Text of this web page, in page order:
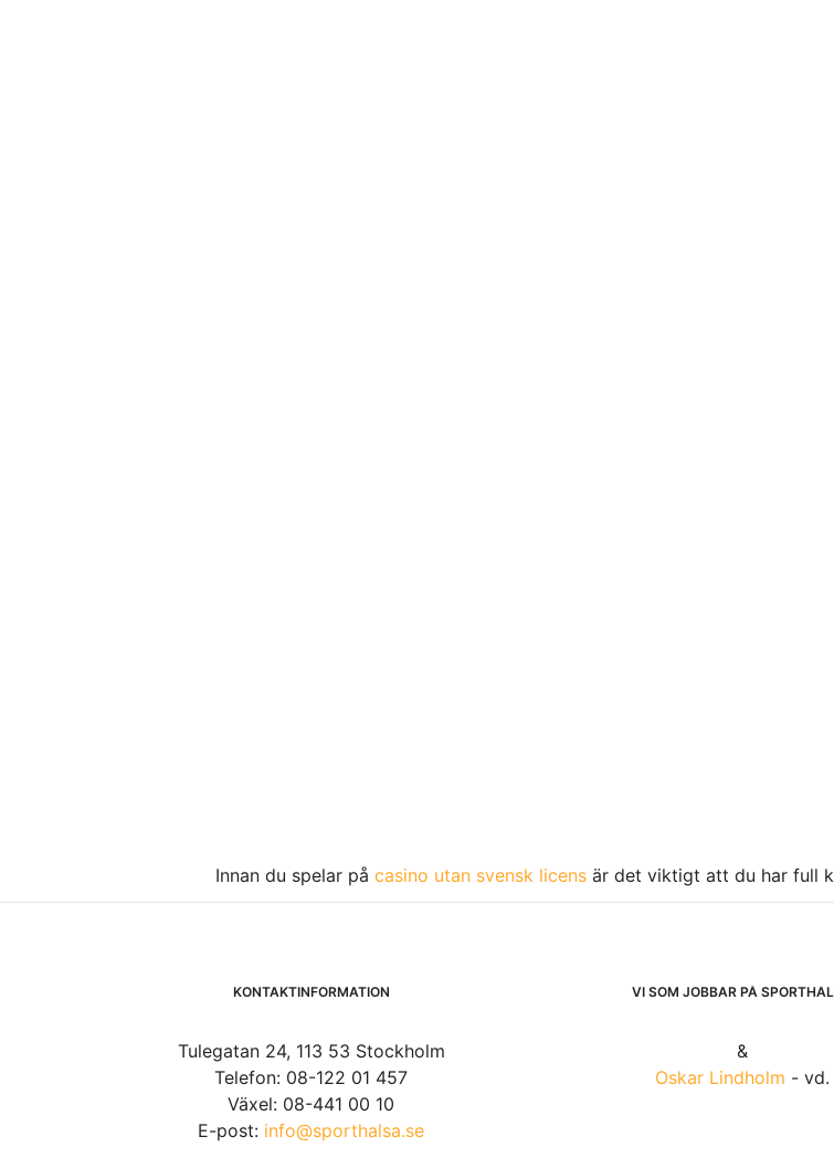
Innan du spelar på casino utan svensk licens är det viktigt att du har full
KONTAKTINFORMATION
Tulegatan 24, 113 53 Stockholm
Telefon: 08-122 01 457
Växel: 08-441 00 10
E-post: info@sporthalsa.se
VI SOM JOBBAR PÅ
&
Oskar Lindholm - vd.